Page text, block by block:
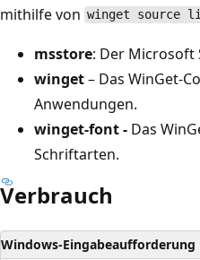
mithilfe von winget source
msstore: Der Microsoft
winget– Das WinGet-
Anwendungen.
winget-font - Das
Schriftarten.
Verbrauch
Windows-Eingabeaufforderung